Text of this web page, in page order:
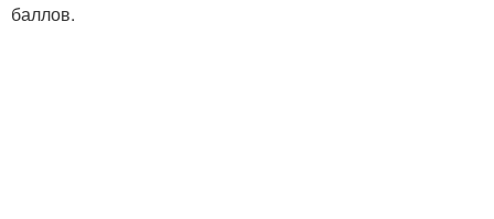
баллов.